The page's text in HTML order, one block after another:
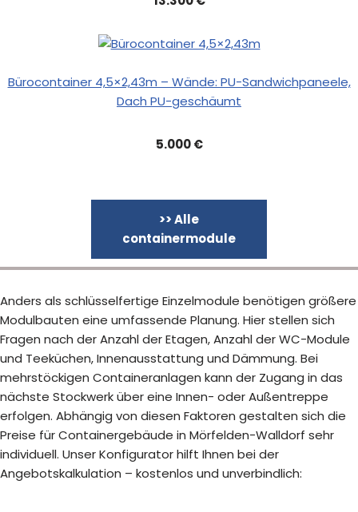
Bürocontainer 4,5×2,43m – Wände: PU-Sandwichpaneele,
Dach PU-geschäumt
5.000 €
>> Alle
containermodule
Anders als schlüsselfertige Einzelmodule benötigen größere
Modulbauten eine umfassende Planung. Hier stellen sich
Fragen nach der Anzahl der Etagen, Anzahl der WC-Module
und Teeküchen, Innenausstattung und Dämmung. Bei
mehrstöckigen Containeranlagen kann der Zugang in das
nächste Stockwerk über eine Innen- oder Außentreppe
erfolgen. Abhängig von diesen Faktoren gestalten sich die
Preise für Containergebäude in Mörfelden-Walldorf sehr
individuell. Unser Konfigurator hilft Ihnen bei der
Angebotskalkulation – kostenlos und unverbindlich: